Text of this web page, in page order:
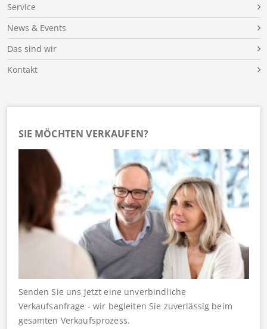
Service
News & Events
Das sind wir
Kontakt
SIE MÖCHTEN VERKAUFEN?
Senden Sie uns jetzt eine unverbindliche
Verkaufsanfrage - wir begleiten Sie zuverlässig beim
gesamten Verkaufsprozess.